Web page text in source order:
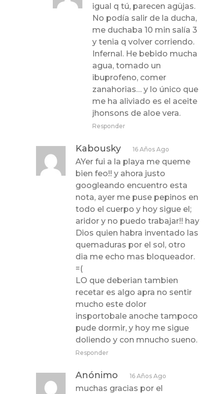
igual q tú, parecen agüjas.
No podía salir de la ducha,
me duchaba 10 min salía 3
y tenia q volver corriendo.
Infernal. He bebido mucha
agua, tomado un
ibuprofeno, comer
zanahorias… y lo único que
me ha aliviado es el aceite
jhonsons de aloe vera.
Responder
Kabousky 16 Años Ago
AYer fui a la playa me queme
bien feo!! y ahora justo
googleando encuentro esta
nota, ayer me puse pepinos en
todo el cuerpo y hoy sigue el;
aridor y no puedo trabajar!! hay
Dios quien habra inventado las
quemaduras por el sol, otro
dia me echo mas bloqueador.
=(
LO que deberian tambien
recetar es algo apra no sentir
mucho este dolor
insportobale anoche tampoco
pude dormir, y hoy me sigue
doliendo y con mnucho sueno.
Responder
Anónimo 16 Años Ago
muchas gracias por el